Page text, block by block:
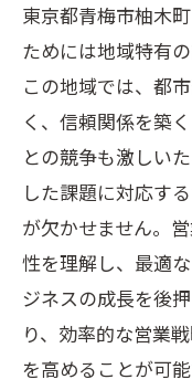
青梅市柚
営業サポート
売上向上
顧客満足
長期的な
従業員の
ビジネス
ト
営業サポ
営業サポート
東京都青梅市柚木
ためには地域特有
この地域では、都
く、信頼関係を築
との競争も激しい
した課題に対応す
が欠かせません。
性を理解し、最適
ジネスの成長を後
り、効率的な営業
を高めることが可能